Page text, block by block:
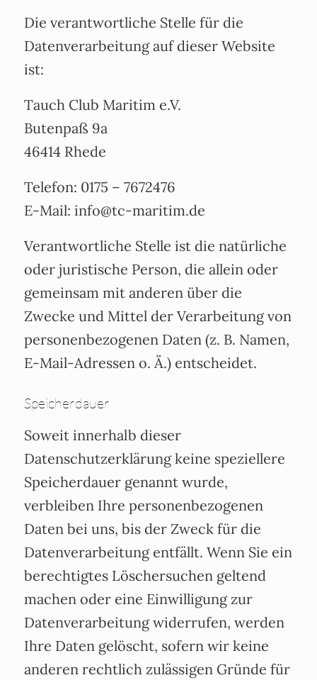
Die verantwortliche Stelle für die
Datenverarbeitung auf dieser Website
ist:
Tauch Club Maritim e.V.
Butenpaß 9a
46414 Rhede
Telefon: 0175 – 7672476
E-Mail: info@tc-maritim.de
Verantwortliche Stelle ist die natürliche
oder juristische Person, die allein oder
gemeinsam mit anderen über die
Zwecke und Mittel der Verarbeitung von
personenbezogenen Daten (z. B. Namen,
E-Mail-Adressen o. Ä.) entscheidet.
Speicherdauer
Soweit innerhalb dieser
Datenschutzerklärung keine speziellere
Speicherdauer genannt wurde,
verbleiben Ihre personenbezogenen
Daten bei uns, bis der Zweck für die
Datenverarbeitung entfällt. Wenn Sie ein
berechtigtes Löschersuchen geltend
machen oder eine Einwilligung zur
Datenverarbeitung widerrufen, werden
Ihre Daten gelöscht, sofern wir keine
anderen rechtlich zulässigen Gründe für